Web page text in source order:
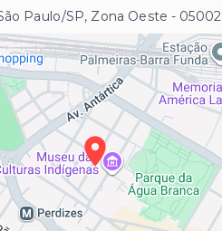
Paulo/SP, Zona Oeste -